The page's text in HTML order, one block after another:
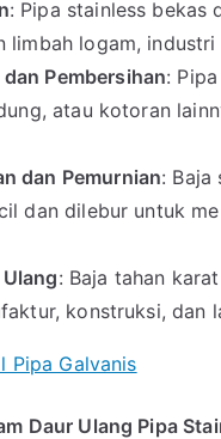
: Pipa stainless bekas
limbah logam,
Pembersihan:
atau kotoran
dan Pemurnian: Baja
dan dilebur untuk
: Baja tahan
konstruksi, dan
Pipa Galvanis
Daur Ulang Pipa